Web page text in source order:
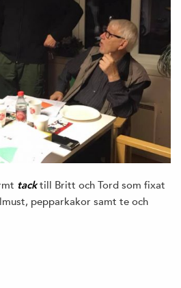
tacktill Britt och Tord som fixat
pepparkakor samt te och